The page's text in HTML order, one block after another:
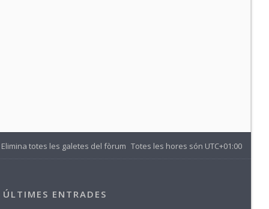
Totes les hores són UTC+01:00
Elimina totes les galetes del fòrum
ÚLTIMES ENTRADES